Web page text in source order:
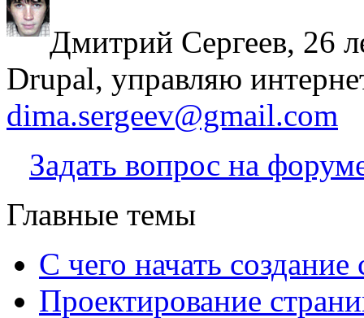
Дмитрий Сергеев, 26
Drupal, управляю
dima.sergeev@gmail.com
Задать вопрос на
Главные темы
С чего начать создание
Проектирование